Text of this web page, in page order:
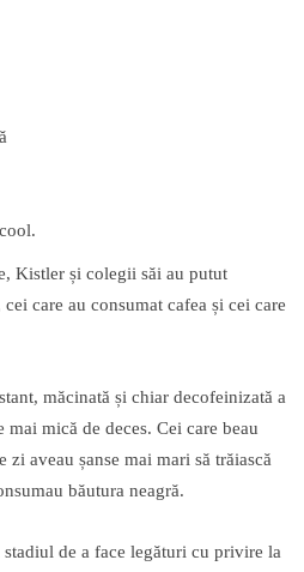
Kistler și colegii săi au putut
care au consumat cafea și cei care
măcinată și chiar decofeinizată a
mică de deces. Cei care beau
zi aveau șanse mai mari să trăiască
băutura neagră.
de a face legături cu privire la